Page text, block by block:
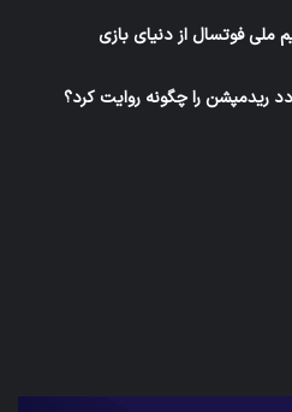
ملی فوتسال از دنیای بازی
ریدمپشن را چگونه روایت کرد؟